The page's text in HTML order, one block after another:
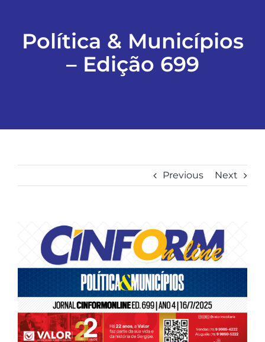
EDIÇÕES EM PDF
Política & Municípios
– Edição 699
Previous Next
Larger
Image